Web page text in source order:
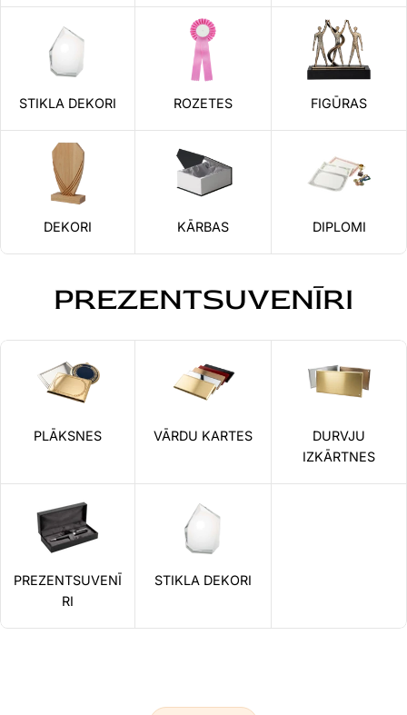
STIKLA DEKORI ROZETES FIGŪRAS
DEKORI KĀRBAS DIPLOMI
PREZENTSUVENĪRI
PLĀKSNES VĀRDU KARTES
DURVJU
IZKĀRTNES
PREZENTSUVENĪ
RI
STIKLA DEKORI